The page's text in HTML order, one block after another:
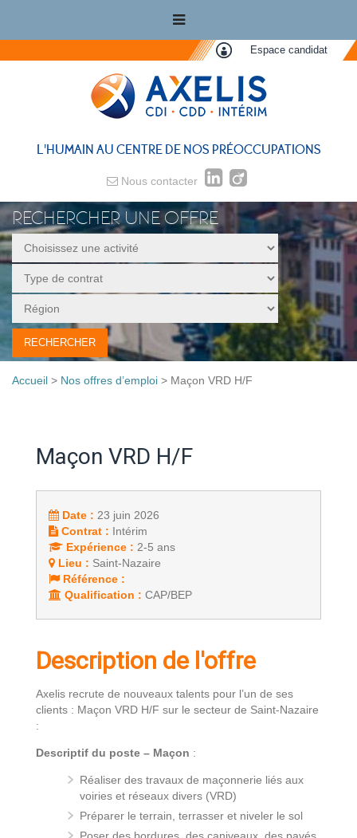
Espace candidat
L'HUMAIN AU CENTRE DE NOS PRÉOCCUPATIONS
Nous contacter
RECHERCHER UNE OFFRE
Accueil > Nos offres d’emploi > Maçon VRD H/F
Maçon VRD H/F
Date : 23 juin 2026
Contrat : Intérim
Expérience : 2-5 ans
Lieu : Saint-Nazaire
Référence :
Qualification : CAP/BEP
Description de l'offre
Axelis recrute de nouveaux talents pour l’un de ses
clients : Maçon VRD H/F sur le secteur de Saint-Nazaire
:
Descriptif du poste – Maçon :
Réaliser des travaux de maçonnerie liés aux
voiries et réseaux divers (VRD)
Préparer le terrain, terrasser et niveler le sol
Poser des bordures, des caniveaux, des pavés,